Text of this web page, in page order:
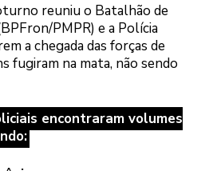
reuniu o Batalhão de
PMPR) e a Polícia
a chegada das forças de
fugiram na mata, não sendo
encontraram volumes